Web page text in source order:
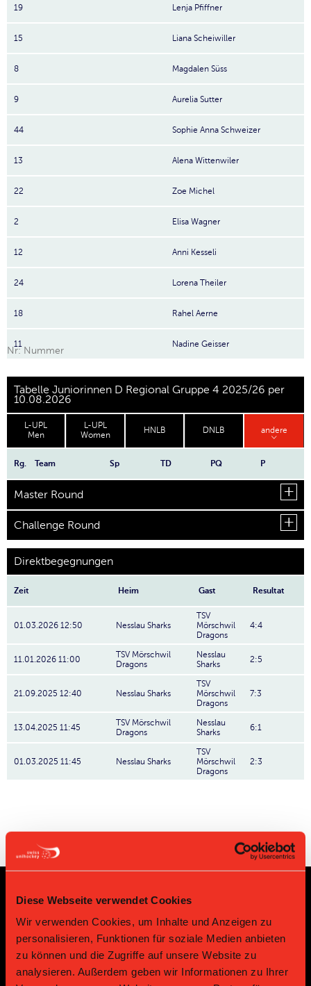
Diese Webseite verwendet Cookies
Wir verwenden Cookies, um Inhalte und Anzeigen zu
personalisieren, Funktionen für soziale Medien anbieten
zu können und die Zugriffe auf unsere Website zu
analysieren. Außerdem geben wir Informationen zu Ihrer
19 Lenja Pfiffner
15 Liana Scheiwiller
8 Magdalen Süss
9 Aurelia Sutter
44 Sophie Anna Schweizer
13 Alena Wittenwiler
22 Zoe Michel
2 Elisa Wagner
12 Anni Kesseli
24 Lorena Theiler
18 Rahel Aerne
11 Nadine Geisser
Nr: Nummer
Tabelle Juniorinnen D Regional Gruppe 4 2025/26 per
10.08.2026
L-UPL
Men
L-UPL
Women
HNLB DNLB andere
Rg. Team Sp TD PQ P
Master Round
Challenge Round
Direktbegegnungen
Zeit Heim Gast Resultat
01.03.2026 12:50 Nesslau Sharks
TSV
Mörschwil
Dragons
4:4
11.01.2026 11:00
TSV Mörschwil
Dragons
Nesslau
Sharks
2:5
21.09.2025 12:40 Nesslau Sharks
TSV
Mörschwil
Dragons
7:3
13.04.2025 11:45
TSV Mörschwil
Dragons
Nesslau
Sharks
6:1
01.03.2025 11:45 Nesslau Sharks
TSV
Mörschwil
Dragons
2:3
Platin Partner